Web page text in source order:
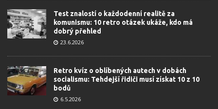
Test znalostí o každodenní realitě za
komunismu: 10 retro otázek ukáže, kdo má
dobrý přehled
23.6.2026
Retro kvíz o oblíbených autech v dobách
socialismu: Tehdejší řidiči musí získat 10 z 10
bodů
6.5.2026